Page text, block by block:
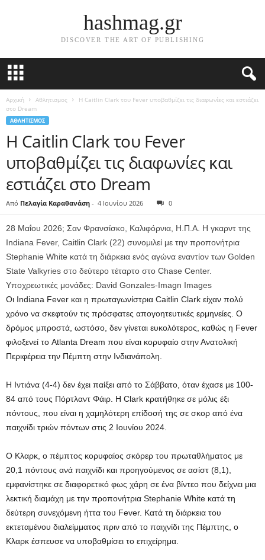
hashmag.gr
DISCOVER THE ART OF PUBLISHING
Αρχική Αθλητισμος
Η Caitlin Clark του Fever υποβαθμίζει τις διαφωνίες και εστιάζει
στο Dream
ΑΘΛΗΤΙΣΜΟΣ
Η Caitlin Clark του Fever
υποβαθμίζει τις διαφωνίες και
εστιάζει στο Dream
Από Πελαγία Καραθανάση - 4 Ιουνίου 2026 0
28 Μαΐου 2026; Σαν Φρανσίσκο, Καλιφόρνια, Η.Π.Α. Η γκαρντ της
Indiana Fever, Caitlin Clark (22) συνομιλεί με την προπονήτρια
Stephanie White κατά τη διάρκεια ενός αγώνα εναντίον των Golden
State Valkyries στο δεύτερο τέταρτο στο Chase Center.
Υποχρεωτικές μονάδες: David Gonzales-Imagn Images
Οι Indiana Fever και η πρωταγωνίστρια Caitlin Clark είχαν πολύ
χρόνο να σκεφτούν τις πρόσφατες απογοητευτικές ερμηνείες. Ο
δρόμος μπροστά, ωστόσο, δεν γίνεται ευκολότερος, καθώς η Fever
φιλοξενεί το Atlanta Dream που είναι κορυφαίο στην Ανατολική
Περιφέρεια την Πέμπτη στην Ινδιανάπολη.
Η Ιντιάνα (4-4) δεν έχει παίξει από το Σάββατο, όταν έχασε με 100-
84 από τους Πόρτλαντ Φάιρ. Η Clark κρατήθηκε σε μόλις έξι
πόντους, που είναι η χαμηλότερη επίδοσή της σε σκορ από ένα
παιχνίδι τριών πόντων στις 2 Ιουνίου 2024.
Ο Κλαρκ, ο πέμπτος κορυφαίος σκόρερ του πρωταθλήματος με
20,1 πόντους ανά παιχνίδι και προηγούμενος σε ασίστ (8,1),
εμφανίστηκε σε διαφορετικό φως χάρη σε ένα βίντεο που δείχνει μια
λεκτική διαμάχη με την προπονήτρια Stephanie White κατά τη
δεύτερη συνεχόμενη ήττα του Fever. Κατά τη διάρκεια του
εκτεταμένου διαλείμματος πριν από το παιχνίδι της Πέμπτης, ο
Κλαρκ έσπευσε να υποβαθμίσει το επιχείρημα.